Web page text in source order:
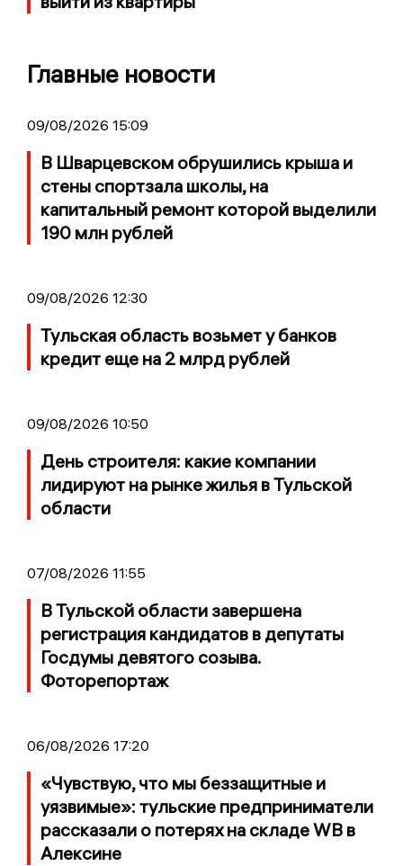
Главные новости
09/08/2026 15:09
В Шварцевском обрушились крыша и
стены спортзала школы, на
капитальный ремонт которой выделили
190 млн рублей
09/08/2026 12:30
Тульская область возьмет у банков
кредит еще на 2 млрд рублей
09/08/2026 10:50
День строителя: какие компании
лидируют на рынке жилья в Тульской
области
07/08/2026 11:55
В Тульской области завершена
регистрация кандидатов в депутаты
Госдумы девятого созыва.
Фоторепортаж
06/08/2026 17:20
«Чувствую, что мы беззащитные и
уязвимые»: тульские предприниматели
рассказали о потерях на складе WB в
Алексине